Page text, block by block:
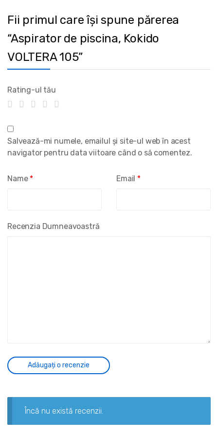
Fii primul care își spune părerea
“Aspirator de piscina, Kokido
VOLTERA 105”
Rating-ul tău
Recenzia Dumneavoastră
Name * Email *
Salvează-mi numele, emailul și site-ul web în acest
navigator pentru data viitoare când o să comentez.
Încă nu există recenzii.